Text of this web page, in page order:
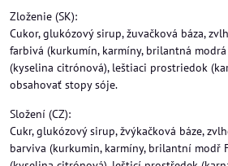
Zloženie (SK):
Cukor, glukózový sirup, žuvačková báza,
farbivá (kurkumín, karmíny, brilantná
(kyselina citrónová), leštiaci prostriedok
obsahovať stopy sóje.
Složení (CZ):
Cukr, glukózový sirup, žvýkačková báze,
barviva (kurkumin, karmíny, brilantní modř